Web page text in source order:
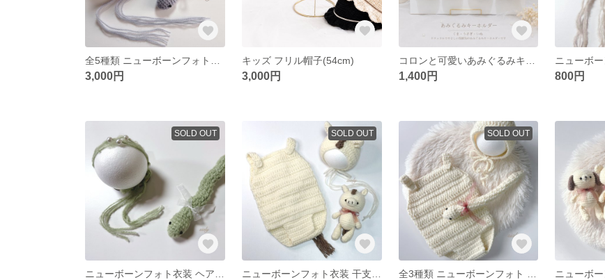
3,000円
キッズ フリル帽子(54cm)
3,000円 1,400円 800円
SOLD OUT SOLD OUT SOLD OUT